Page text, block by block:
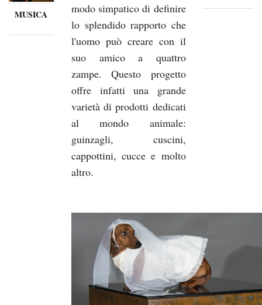
MUSICA
modo simpatico di definire
lo splendido rapporto che
l'uomo può creare con il
suo amico a quattro
zampe. Questo progetto
offre infatti una grande
varietà di prodotti dedicati
al mondo animale:
guinzagli, cuscini,
cappottini, cucce e molto
altro.